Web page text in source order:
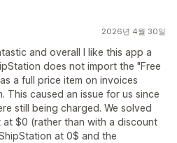
2026년 4월 30일
and overall I like this app a
does not import the "Free
a full price item on invoices
This caused an issue for us since
still being charged. We solved
$0 (rather than with a discount
at 0$ and the